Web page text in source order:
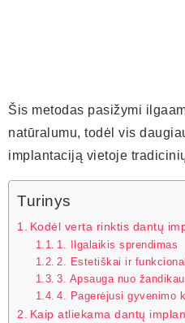
Šis metodas pasižymi
natūralumu, todėl vis
implantaciją vietoje
Turinys
Kodėl verta rinktis dantų
1. Ilgalaikis sprendimas
2. Estetiškai ir
3. Apsauga nuo
4. Pagerėjusi gyvenimo
Kaip atliekama dantų